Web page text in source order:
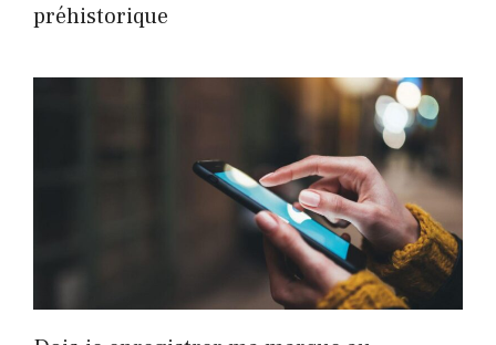
préhistorique